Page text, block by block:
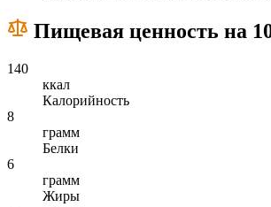
Пищевая ценность на
140
ккал
Калорийность
8
грамм
Белки
6
грамм
Жиры